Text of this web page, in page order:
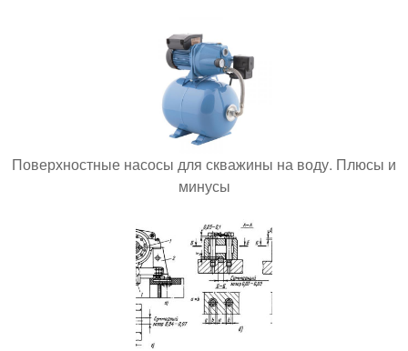
Поверхностные насосы для скважины на воду. Плюсы и
минусы